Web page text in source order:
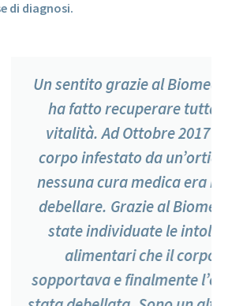
di diagnosi.
al Biomedic che mi
tutta la mia
Ottobre 2017 avevo il
da un’orticaria che
medica era riuscita a
Grazie al Biomedic sono
le intolleranze
che il corpo non
e finalmente l’orticaria è